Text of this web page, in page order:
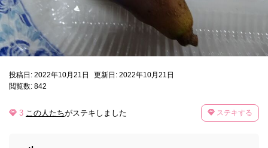
投稿日: 2022年10月21日
更新日: 2022年10月21日
閲覧数: 842
3 この人たちがステキしました ステキする